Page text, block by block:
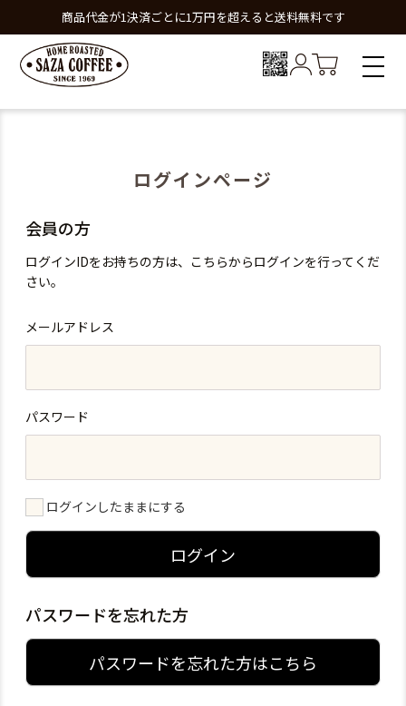
商品代金が1決済ごとに1万円を超えると送料無料です
ログインページ
会員の方
ログインIDをお持ちの方は、こちらからログインを行ってくだ
さい。
メールアドレス
パスワード
ログインしたままにする
ログイン
パスワードを忘れた方
パスワードを忘れた方はこちら